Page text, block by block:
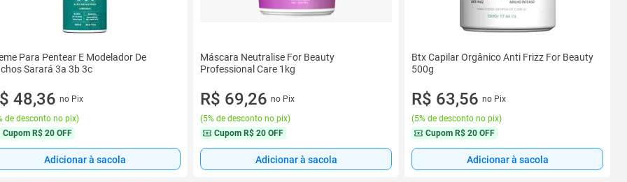
Para Pentear E Modelador De
Sarará 3a 3b 3c
48,36 no Pix
de desconto no pix)
Cupom R$ 20 OFF
Adicionar à sacola
Máscara Neutralise For Beauty
Professional Care 1kg
R$ 69,26 no Pix
(5% de desconto no pix)
Cupom R$ 20 OFF
Adicionar à sacola
Btx Capilar Orgânico Anti Frizz For Beauty
500g
R$ 63,56 no Pix
(5% de desconto no pix)
Cupom R$ 20 OFF
Adicionar à sacola